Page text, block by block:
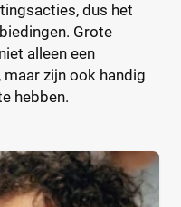
dus het
Grote
alleen een
zijn ook handig
hebben.